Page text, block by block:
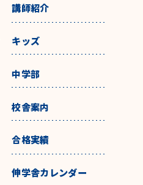
講師紹介
キッズ
中学部
校舎案内
合格実績
伸学舎カレンダー